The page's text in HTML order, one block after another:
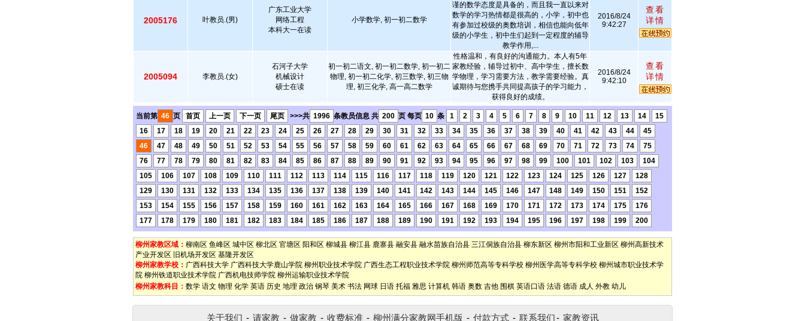
2005176 叶教员.(男)
广东工业大学
网络工程
本科大一在读
小学数学, 初一初二数学
谨的数学态度是具备的，而且我一直以来对
数学的学习热情都是很高的，小学，初中也
有参加过校级的奥数培训，相信也能向低年
级的小学生，初中生们起到一定程度的辅导
教学作用,...
2016/8/24
9:42:27
查看
详情
2005094 李教员.(女)
石河子大学
机械设计
硕士在读
初一初二语文, 初一初二数学, 初一初二
物理, 初一初二化学, 初三数学, 初三物
理, 初三化学, 高一高二数学
性格温和，有良好的沟通能力。本人有5年
家教经验，辅导过初中、高中学生，擅长数
学物理，学习需要方法，教学需要经验。真
诚期待与您携手共同提高孩子的学习能力，
获得良好的成绩。
2016/8/24
9:42:10
查看
详情
当前第 46 页 首页 上一页 下一页 尾页 >>>共 1996 条教员信息 共 200 页 每页 10 条 1 2 3 4 5 6 7 8 9 10 11 12 13 14
15
16
17 18 19 20 21 22 23 24 25 26 27 28 29 30 31 32 33 34 35 36 37 38 39 40 41 42 43 44
45
46
47 48 49 50 51 52 53 54 55 56 57 58 59 60 61 62 63 64 65 66 67 68 69 70 71 72 73 74
75
76
77 78 79 80 81 82 83 84 85 86 87 88 89 90 91 92 93 94 95 96 97 98 99 100 101 102 103
104
105
106 107 108 109 110 111 112 113 114 115 116 117 118 119 120 121 122 123 124 125 126 127
128
129
130 131 132 133 134 135 136 137 138 139 140 141 142 143 144 145 146 147 148 149 150 151
152
153
154 155 156 157 158 159 160 161 162 163 164 165 166 167 168 169 170 171 172 173 174 175
176
177
178 179 180 181 182 183 184 185 186 187 188 189 190 191 192 193 194 195 196 197 198 199 200
柳州家教区域： 柳南区 鱼峰区 城中区 柳北区 官塘区 阳和区 柳城县 柳江县 鹿寨县 融安县 融水苗族自治县 三江侗族自治县 柳东新区 柳州市阳和工业新区 柳州高新技术
产业开发区
旧机场开发区 基隆开发区
柳州家教学校： 广西科技大学 广西科技大学鹿山学院 柳州职业技术学院 广西生态工程职业技术学院 柳州师范高等专科学校 柳州医学高等专科学校 柳州城市职业技术学
院 柳州铁道职业技术学院 广西机电技师学院 柳州运输职业技术学院
柳州家教科目： 数学 语文 物理 化学 英语 历史 地理 政治 钢琴 美术 书法 网球 日语 托福 雅思 计算机 韩语 奥数 吉他 围棋 英语口语 法语 德语 成人 外教 幼儿
关于我们 - 请家教 - 做家教 - 收费标准 - 柳州满分家教网手机版 - 付款方式 - 联系我们- 家教资讯